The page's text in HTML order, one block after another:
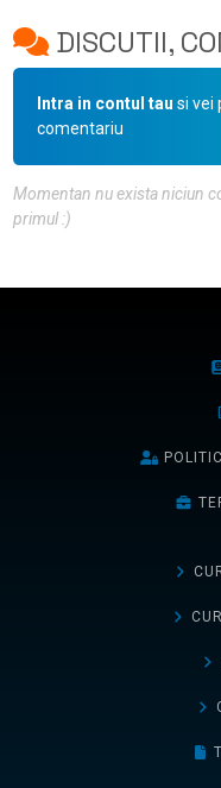
DISCUTII,
Intra in contul tau si vei
comentariu
Momentan nu exista niciun
primul :)